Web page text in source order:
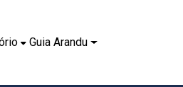
Guia Arandu